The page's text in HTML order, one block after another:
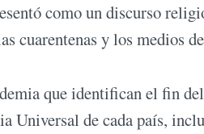
como un discurso
cuarentenas y los medios
que identifican el fin
Universal de cada país,